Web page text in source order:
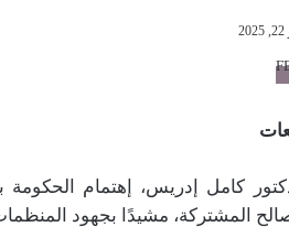
كامل إدريس، إهتمام الحكومة
المشتركة، مشيدًا بجهود المنظمات